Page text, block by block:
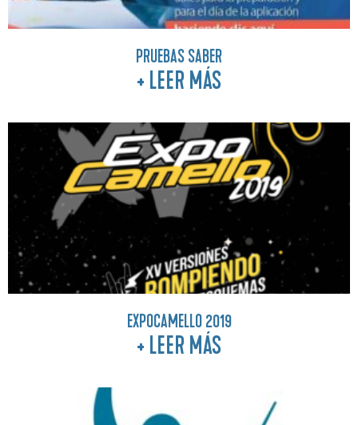
PRUEBAS SABER
+ LEER MÁS
EXPOCAMELLO 2019
+ LEER MÁS